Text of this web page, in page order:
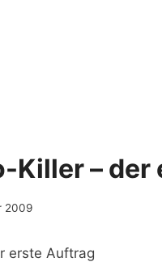
Killer –
2009
erste Auftrag